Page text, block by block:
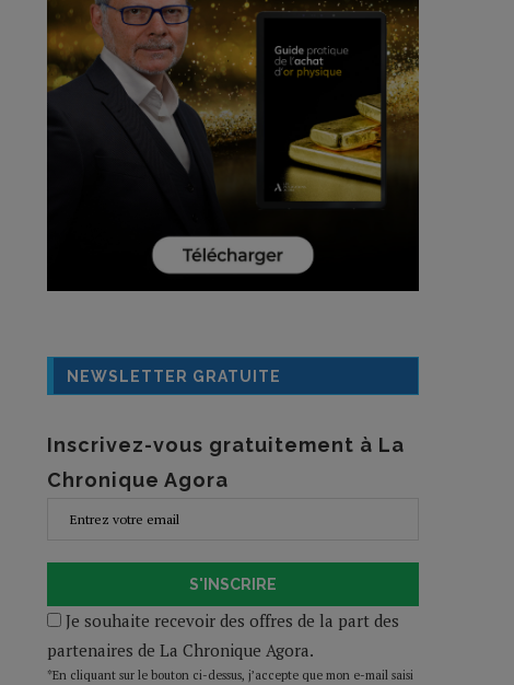
NEWSLETTER GRATUITE
Inscrivez-vous gratuitement à La
Chronique Agora
S'INSCRIRE
Je souhaite recevoir des offres de la part des
partenaires de La Chronique Agora.
*En cliquant sur le bouton ci-dessus, j’accepte que mon e-mail saisi